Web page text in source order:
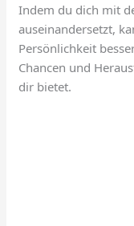
Indem du dich mit
auseinandersetzt,
Persönlichkeit
Chancen und
dir bietet.